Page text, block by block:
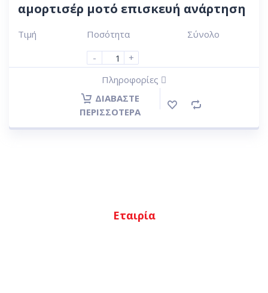
αμορτισέρ μοτό επισκευή ανάρτηση
Τιμή
Ποσότητα
-
+
Σύνολο
Πληροφορίες
ΔΙΑΒΆΣΤΕ
ΠΕΡΙΣΣΌΤΕΡΑ
Εταιρία